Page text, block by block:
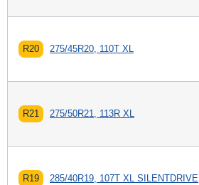
R20 275/45R20, 110T XL
R21 275/50R21, 113R XL
R19 285/40R19, 107T XL SILENTDRIVE